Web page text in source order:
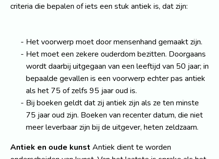
criteria die bepalen of iets een stuk antiek is, dat zijn:
Het voorwerp moet door mensenhand gemaakt zijn.
Het moet een zekere ouderdom bezitten. Doorgaans
wordt daarbij uitgegaan van een leeftijd van 50 jaar; in
bepaalde gevallen is een voorwerp echter pas antiek
als het 75 of zelfs 95 jaar oud is.
Bij boeken geldt dat zij antiek zijn als ze ten minste
75 jaar oud zijn. Boeken van recenter datum, die niet
meer leverbaar zijn bij de uitgever, heten zeldzaam.
Antiek en oude kunst Antiek dient te worden